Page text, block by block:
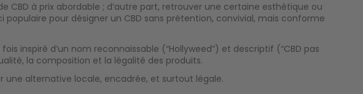
à prix abordable ; d’autre part, retrouver une certaine esthétique ou
pour désigner un CBD sans prétention, convivial, mais conforme
inspiré d’un nom reconnaissable (“Hollyweed”) et descriptif (“CBD pas
la composition et la légalité des produits.
une alternative locale, encadrée, et surtout légale.